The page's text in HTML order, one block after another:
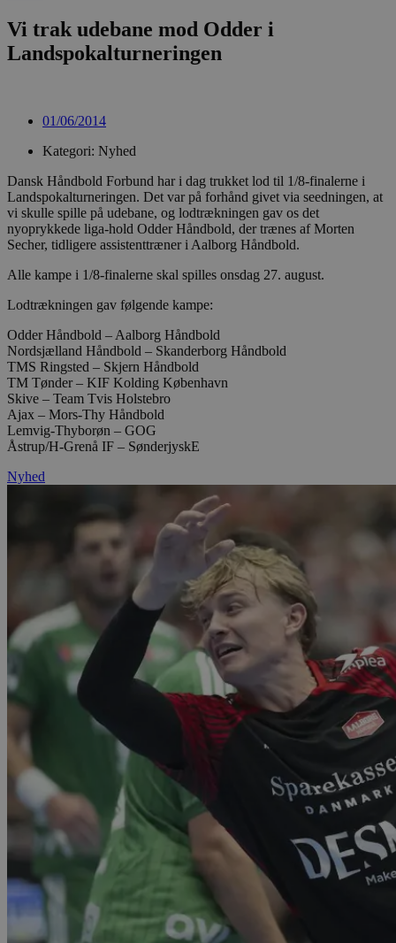
Vi trak udebane mod Odder i
Landspokalturneringen
01/06/2014
Kategori: Nyhed
Dansk Håndbold Forbund har i dag trukket lod til 1/8-finalerne i
Landspokalturneringen. Det var på forhånd givet via seedningen, at
vi skulle spille på udebane, og lodtrækningen gav os det
nyoprykkede liga-hold Odder Håndbold, der trænes af Morten
Secher, tidligere assistenttræner i Aalborg Håndbold.
Alle kampe i 1/8-finalerne skal spilles onsdag 27. august.
Lodtrækningen gav følgende kampe:
Odder Håndbold – Aalborg Håndbold
Nordsjælland Håndbold – Skanderborg Håndbold
TMS Ringsted – Skjern Håndbold
TM Tønder – KIF Kolding København
Skive – Team Tvis Holstebro
Ajax – Mors-Thy Håndbold
Lemvig-Thyborøn – GOG
Åstrup/H-Grenå IF – SønderjyskE
Nyhed